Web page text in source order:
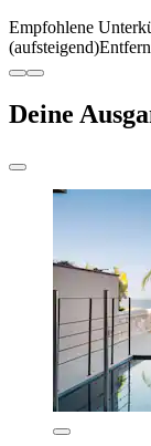
Empfohlene
(aufsteigend)
Deine